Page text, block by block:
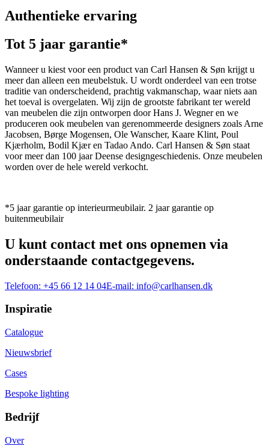
Authentieke ervaring
Tot 5 jaar garantie*
Wanneer u kiest voor een product van Carl Hansen & Søn krijgt u
meer dan alleen een meubelstuk. U wordt onderdeel van een trotse
traditie van onderscheidend, prachtig vakmanschap, waar niets aan
het toeval is overgelaten. Wij zijn de grootste fabrikant ter wereld
van meubelen die zijn ontworpen door Hans J. Wegner en we
produceren ook meubelen van gerenommeerde designers zoals Arne
Jacobsen, Børge Mogensen, Ole Wanscher, Kaare Klint, Poul
Kjærholm, Bodil Kjær en Tadao Ando. Carl Hansen & Søn staat
voor meer dan 100 jaar Deense designgeschiedenis. Onze meubelen
worden over de hele wereld verkocht.
*5 jaar garantie op interieurmeubilair. 2 jaar garantie op
buitenmeubilair
U kunt contact met ons opnemen via
onderstaande contactgegevens.
Telefoon: +45 66 12 14 04E-mail: info@carlhansen.dk
Inspiratie
Catalogue
Nieuwsbrief
Cases
Bespoke lighting
Bedrijf
Over